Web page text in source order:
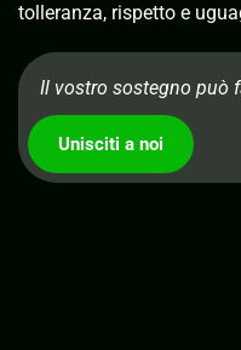
tolleranza, rispetto e
Il vostro sostegno può
Unisciti a noi